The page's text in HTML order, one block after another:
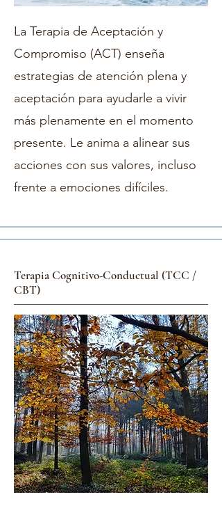
La Terapia de Aceptación y
Compromiso (ACT) enseña
estrategias de atención plena y
aceptación para ayudarle a vivir
más plenamente en el momento
presente. Le anima a alinear sus
acciones con sus valores, incluso
frente a emociones difíciles.
Terapia Cognitivo-Conductual (TCC /
CBT)